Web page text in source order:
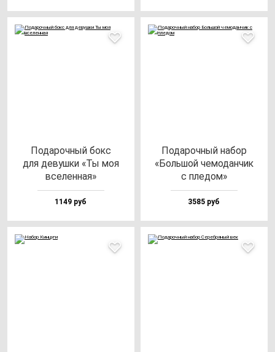
Пода­роч­ный бокс
для де­вуш­ки «Ты моя
все­лен­ная»
1149 руб
Пода­роч­ный на­бор
«Боль­шой че­мо­дан­чик
с пле­дом»
3585 руб